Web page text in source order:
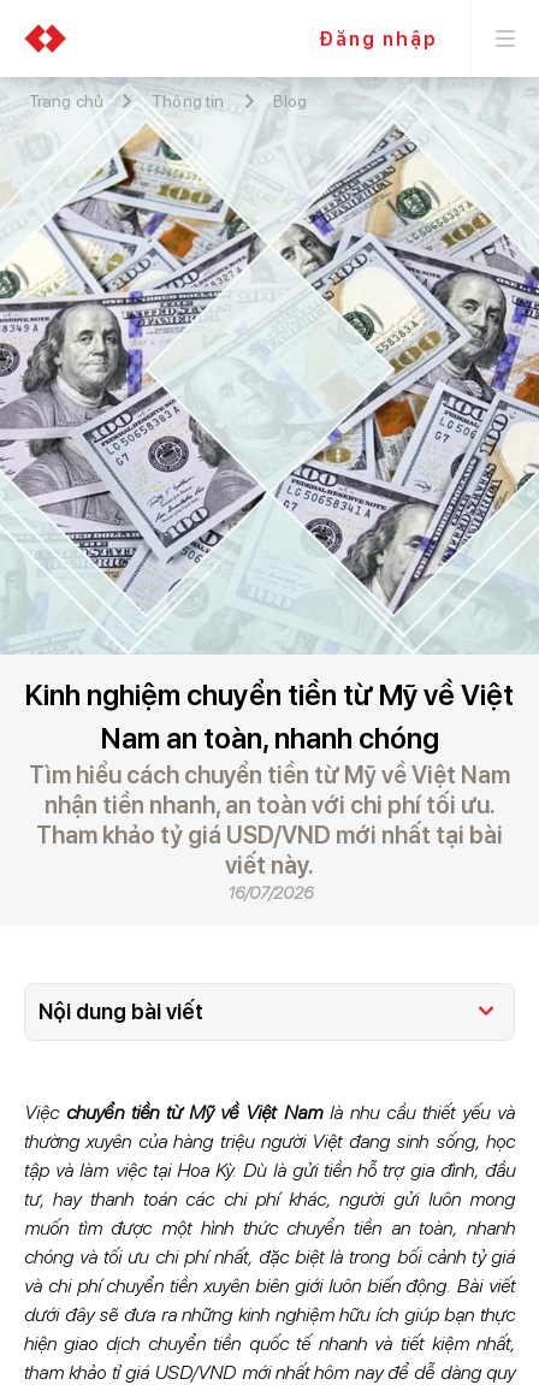
Đăng nhập
Trang chủ Thông tin Blog
Kinh nghiệm chuyển tiền từ Mỹ về Việt
Nam an toàn, nhanh chóng
Tìm hiểu cách chuyển tiền từ Mỹ về Việt Nam
nhận tiền nhanh, an toàn với chi phí tối ưu.
Tham khảo tỷ giá USD/VND mới nhất tại bài
viết này.
16/07/2026
Nội dung bài viết
Việcchuyển tiền từ Mỹ về Việt Namlà nhu cầu thiết yếu và
thường xuyên của hàng triệu người Việt đang sinh sống, học
tập và làm việc tại Hoa Kỳ. Dù là gửi tiền hỗ trợ gia đình, đầu
tư, hay thanh toán các chi phí khác, người gửi luôn mong
muốn tìm được một hình thức chuyển tiền an toàn, nhanh
chóng và tối ưu chi phí nhất, đặc biệt là trong bối cảnh tỷ giá
và chi phí chuyển tiền xuyên biên giới luôn biến động. Bài viết
dưới đây sẽ đưa ra những kinh nghiệm hữu ích giúp bạn thực
hiện giao dịch chuyển tiền quốc tế nhanh và tiết kiệm nhất,
tham khảo tỉ giá USD/VND mới nhất hôm nay để dễ dàng quy